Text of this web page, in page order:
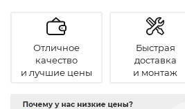
Отличное
качество
и лучшие цены
Быстрая
доставка
и монтаж